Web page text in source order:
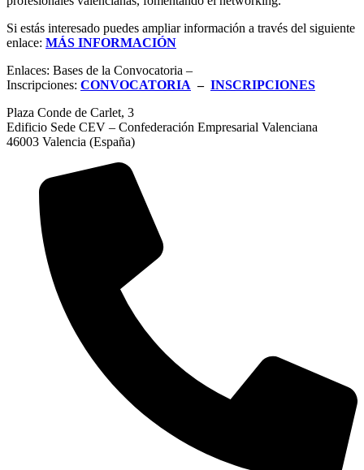
Si estás interesado puedes ampliar información a través del siguiente
enlace: MÁS INFORMACIÓN
Enlaces: Bases de la Convocatoria –
Inscripciones: CONVOCATORIA – INSCRIPCIONES
Plaza Conde de Carlet, 3
Edificio Sede CEV – Confederación Empresarial Valenciana
46003 Valencia (España)